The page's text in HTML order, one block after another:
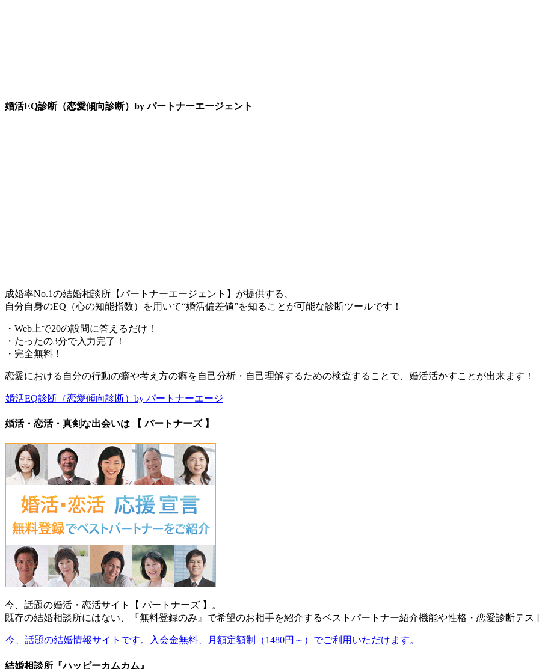
婚活EQ診断（恋愛傾向診断）by パートナーエージェント
成婚率No.1の結婚相談所【パートナーエージェント】が提供する、
自分自身のEQ（心の知能指数）を用いて“婚活偏差値”を知ることが可能な診断ツールです！
・Web上で20の設問に答えるだけ！
・たったの3分で入力完了！
・完全無料！
恋愛における自分の行動の癖や考え方の癖を自己分析・自己理解するための検査することで、婚活活かすことが出来ます！
婚活EQ診断（恋愛傾向診断）by パートナーエージ
婚活・恋活・真剣な出会いは 【 パートナーズ 】
今、話題の婚活・恋活サイト【 パートナーズ 】。
既存の結婚相談所にはない、『無料登録のみ』で希望のお相手を紹介するベストパートナー紹介機能や性格・恋愛診断テス
今、話題の結婚情報サイトです。入会金無料、月額定額制（1480円～）でご利用いただけます。
結婚相談所『ハッピーカムカム』